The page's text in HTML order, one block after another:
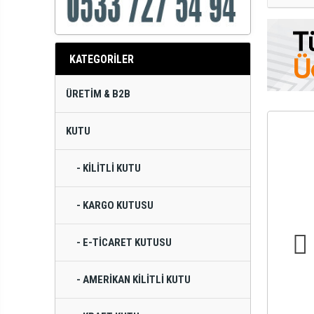
KATEGORİLER
ÜRETIM & B2B
KUTU
- KILITLI KUTU
- KARGO KUTUSU
- E-TICARET KUTUSU
- AMERIKAN KILITLI KUTU